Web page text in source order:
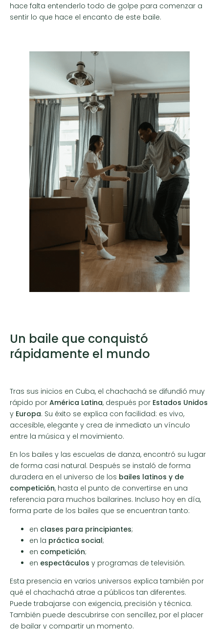
hace falta entenderlo todo de golpe para comenzar a
sentir lo que hace el encanto de este baile.
Un baile que conquistó
rápidamente el mundo
Tras sus inicios en Cuba, el chachachá se difundió muy
rápido por América Latina, después por Estados Unidos
y Europa. Su éxito se explica con facilidad: es vivo,
accesible, elegante y crea de inmediato un vínculo
entre la música y el movimiento.
En los bailes y las escuelas de danza, encontró su lugar
de forma casi natural. Después se instaló de forma
duradera en el universo de los bailes latinos y de
competición, hasta el punto de convertirse en una
referencia para muchos bailarines. Incluso hoy en día,
forma parte de los bailes que se encuentran tanto:
en clases para principiantes;
en la práctica social;
en competición;
en espectáculos y programas de televisión.
Esta presencia en varios universos explica también por
qué el chachachá atrae a públicos tan diferentes.
Puede trabajarse con exigencia, precisión y técnica.
También puede descubrirse con sencillez, por el placer
de bailar y compartir un momento.